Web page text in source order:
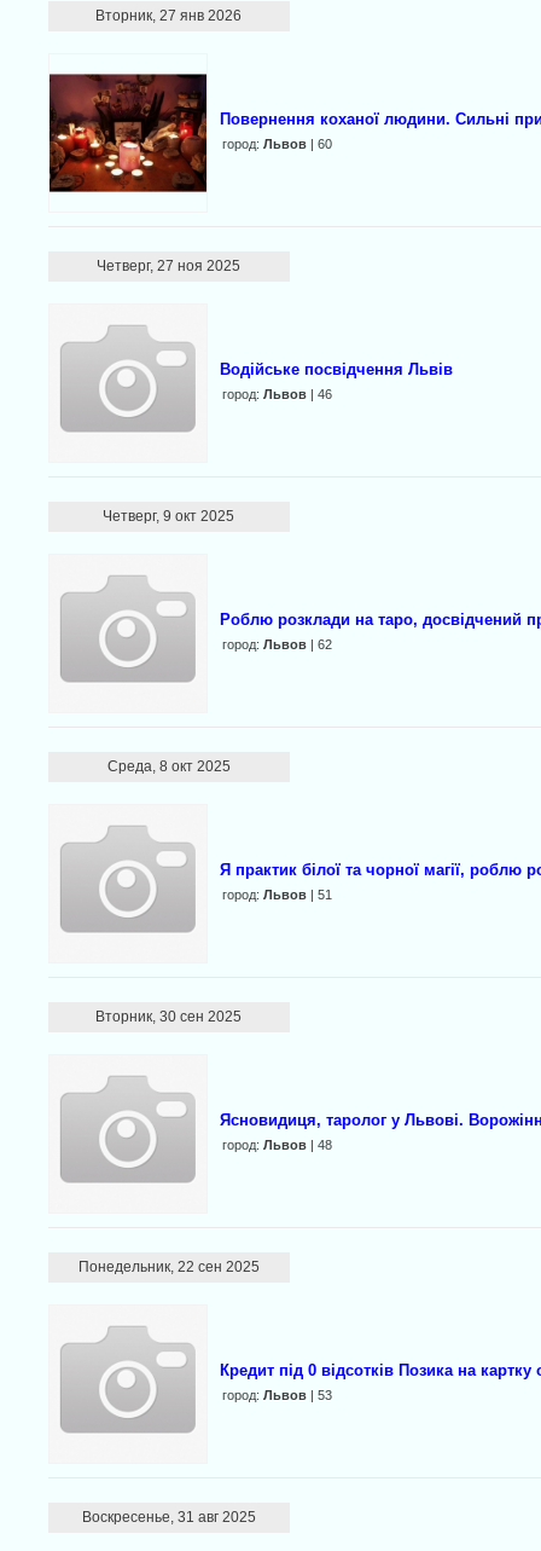
Вторник, 27 янв 2026
Повернення коханої людини. Сильні
город: Львов | 60
Четверг, 27 ноя 2025
Водійське посвідчення Львів
город: Львов | 46
Четверг, 9 окт 2025
Роблю розклади на таро, досвідчений
город: Львов | 62
Среда, 8 окт 2025
Я практик білої та чорної магії, роблю
город: Львов | 51
Вторник, 30 сен 2025
Ясновидиця, таролог у Львові.
город: Львов | 48
Понедельник, 22 сен 2025
Кредит під 0 відсотків Позика на
город: Львов | 53
Воскресенье, 31 авг 2025